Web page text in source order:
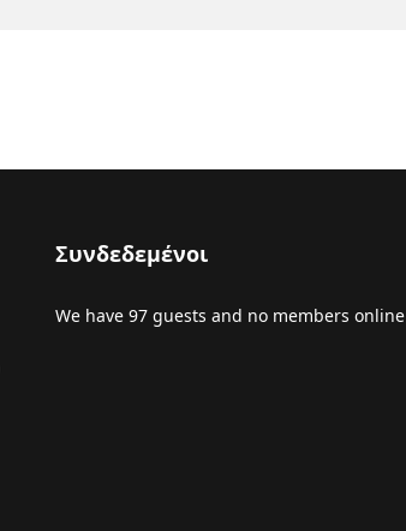
Συνδεδεμένοι
We have 97 guests and no members online